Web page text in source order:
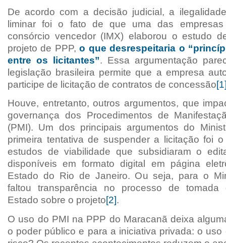
De acordo com a decisão judicial, a
liminar foi o fato de que uma das empresas
consórcio vencedor (IMX) elaborou o estudo
projeto de PPP,o que desrespeitaria o
entre os licitantes”. Essa argumentação
legislação brasileira permite que a empresa
participe de licitação de contratos de concessão
Houve, entretanto, outros argumentos, que
governança dos Procedimentos de
(PMI). Um dos principais argumentos do
primeira tentativa de suspender a licitação foi
estudos de viabilidade que subsidiaram o
disponíveis em formato digital em página
Estado do Rio de Janeiro. Ou seja, para o
faltou transparência no processo de
Estado sobre o projeto[2].
O uso do PMI na PPP do Maracanã deixa
o poder público e para a iniciativa privada: o uso